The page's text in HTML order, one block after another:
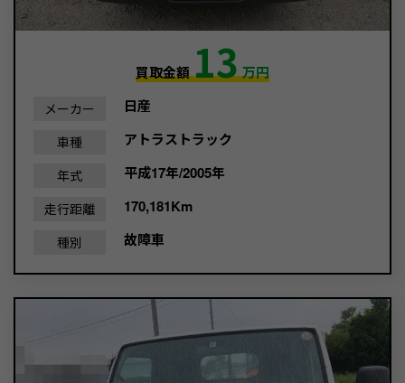
買取金額13万円
メーカー 日産
車種 アトラストラック
年式 平成17年/2005年
走行距離 170,181Km
種別 故障車